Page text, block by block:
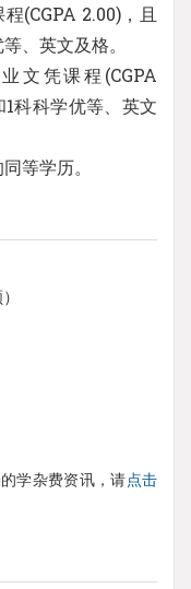
(CGPA 2.00)，且
、英文及格。
文凭课程(CGPA
科科学优等、英文
等学历。
学杂费资讯，请点击